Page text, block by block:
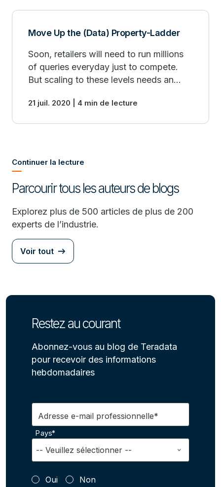
Move Up the (Data) Property-Ladder
Soon, retailers will need to run millions
of queries everyday just to compete.
But scaling to these levels needs an
current barriers.
21 juil. 2020 | 4 min de lecture
Continuer la lecture
Parcourir tous les auteurs de blogs
Explorez plus de 500 articles de plus de 200
experts de l’industrie.
Voir tout
Restez au courant
Abonnez-vous au blog de Teradata
pour recevoir des informations
hebdomadaires
Adresse e-mail professionnelle*
Pays*
Oui Non